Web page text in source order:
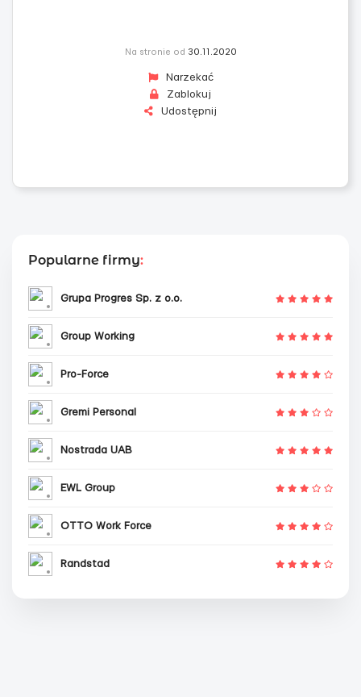
Na stronie od 30.11.2020
Narzekać
Zablokuj
Udostępnij
Popularne firmy:
Grupa Progres Sp. z o.o.
Group Working
Pro-Force
Gremi Personal
Nostrada UAB
EWL Group
OTTO Work Force
Randstad